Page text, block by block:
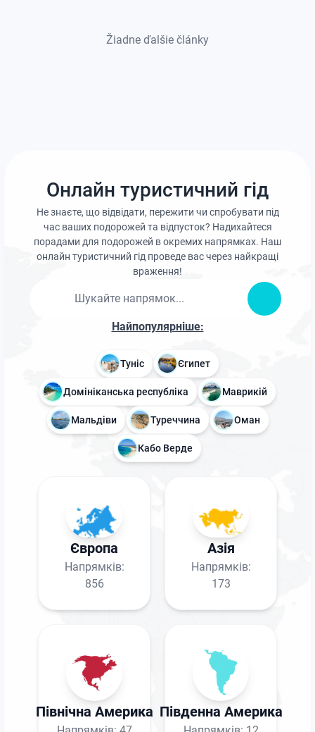
Žiadne ďalšie články
Онлайн туристичний гід
Не знаєте, що відвідати, пережити чи спробувати під
час ваших подорожей та відпусток? Надихайтеся
порадами для подорожей в окремих напрямках. Наш
онлайн туристичний гід проведе вас через найкращі
враження!
Найпопулярніше:
Туніс Єгипет
Домініканська республіка Маврикій
Мальдіви Туреччина Оман
Кабо Верде
Європа
Напрямків:
856
Азія
Напрямків:
173
Північна Америка Південна Америка